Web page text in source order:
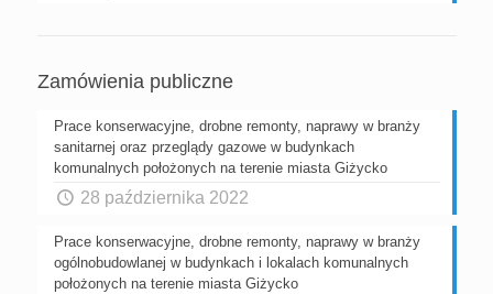
Zamówienia publiczne
Prace konserwacyjne, drobne remonty, naprawy w branży
sanitarnej oraz przeglądy gazowe w budynkach
komunalnych położonych na terenie miasta Giżycko
28 października 2022
Prace konserwacyjne, drobne remonty, naprawy w branży
ogólnobudowlanej w budynkach i lokalach komunalnych
położonych na terenie miasta Giżycko